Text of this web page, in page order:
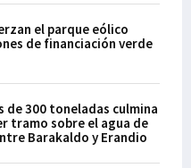
el parque eólico
de financiación verde
de 300 toneladas culmina
tramo sobre el agua de
Barakaldo y Erandio